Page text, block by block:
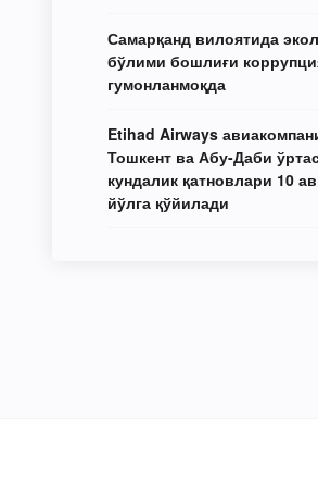
Самарқанд вилоятида
бўлими бошлиғи
гумонланмоқда
Etihad Airways
Тошкент ва Абу-Даби
кундалик қатновлари 10
йўлга қўйилади